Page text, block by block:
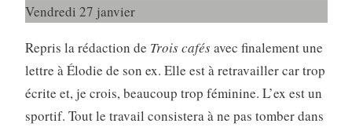
Vendredi 27 janvier
Repris la rédaction de Trois cafésavec finalement une
lettre à Élodie de son ex. Elle est à retravailler car trop
écrite et, je crois, beaucoup trop féminine. L’ex est un
sportif. Tout le travail consistera à ne pas tomber dans